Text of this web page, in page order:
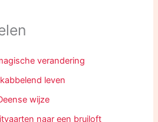
verandering
leven
wijze
naar een bruiloft